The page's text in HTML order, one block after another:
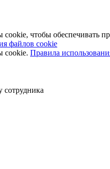
чтобы обеспечивать
файлов cookie
cookie. Правила